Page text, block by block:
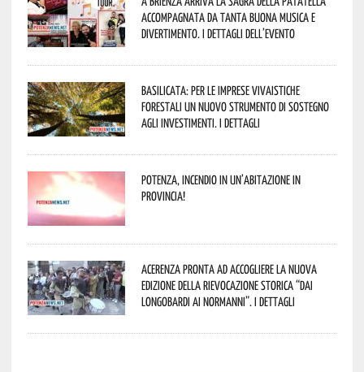
accompagnata da tanta buona musica e
divertimento. I dettagli dell’evento
Basilicata: per le imprese vivaistiche
forestali un nuovo strumento di sostegno
agli investimenti. I dettagli
Potenza, incendio in un’abitazione in
provincia!
Acerenza pronta ad accogliere la nuova
edizione della rievocazione storica “Dai
Longobardi ai Normanni”. I dettagli